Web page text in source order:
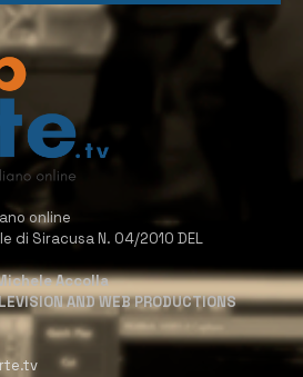
online
di Siracusa N. 04/2010 DEL
Accolla
AND WEB PRODUCTIONS